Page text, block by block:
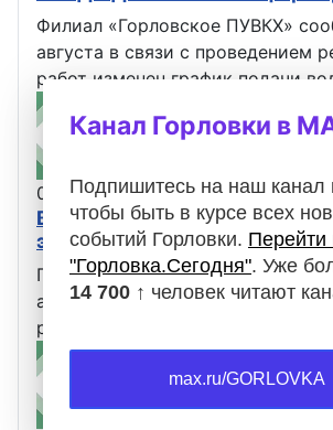
Филиал «Горловское ПУВКХ»
августа в связи с проведением
работ изменен график подачи
06.08.2026 Оповещения
Вниманию горловчан:
электроэнергии
Горловский РЭС сообщает, что в
аварийной ситуацией до
работ не будет электроэнергии
Канал Горловки в
Подпишитесь на наш
чтобы быть в курсе всех
событий Горловки. Перейти
"Горловка.Сегодня". Уже
14 700 ↑ человек читают
max.ru/GORLOVKA